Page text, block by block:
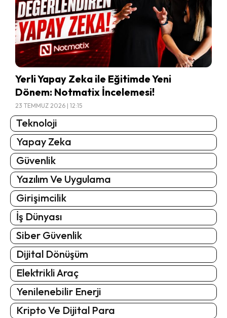
Yerli Yapay Zeka ile Eğitimde Yeni
Dönem: Notmatix İncelemesi!
23 TEMMUZ 2026 | 12:15
Teknoloji
Yapay Zeka
Güvenlik
Yazılım Ve Uygulama
Girişimcilik
İş Dünyası
Siber Güvenlik
Dijital Dönüşüm
Elektrikli Araç
Yenilenebilir Enerji
Kripto Ve Dijital Para